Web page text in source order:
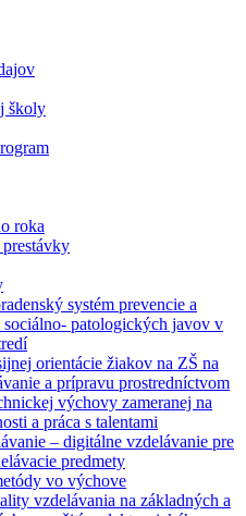
školy
roka
systém prevencie a
patologických javov v
orientácie žiakov na ZŠ na
a prípravu prostredníctvom
výchovy zameranej na
a práca s talentami
– digitálne vzdelávanie pre
predmety
vo výchove
vzdelávania na základných a